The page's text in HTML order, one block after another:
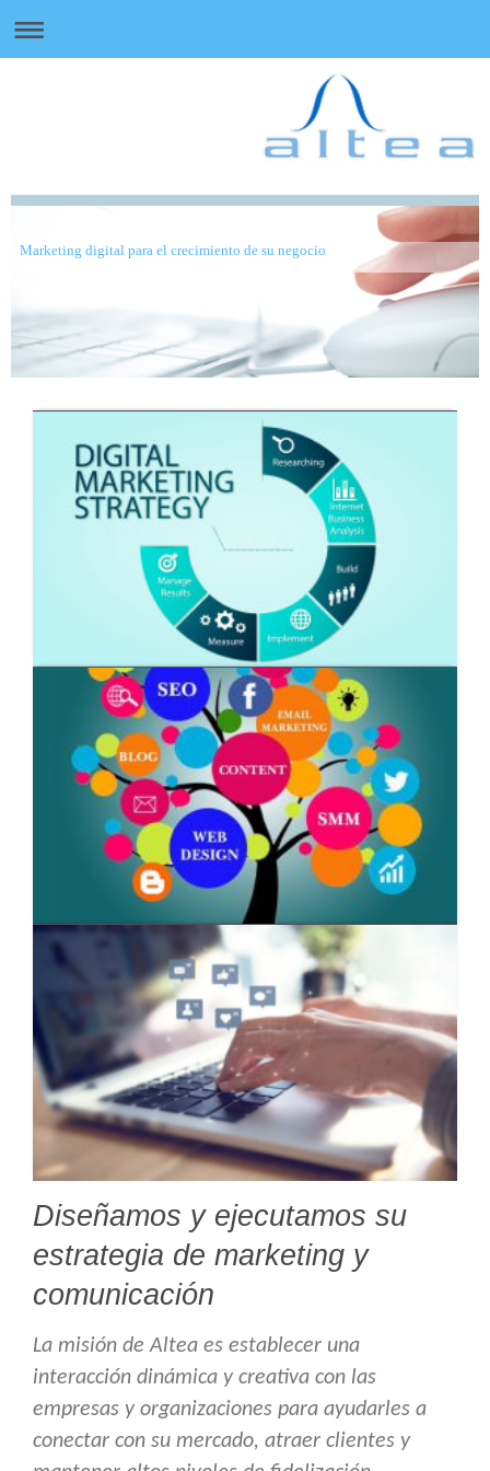
Marketing digital para el crecimiento de su negocio
Diseñamos y ejecutamos su
estrategia de marketing y
comunicación
La misión de Altea es establecer una
interacción dinámica y creativa con las
empresas y organizaciones para ayudarles a
conectar con su mercado, atraer clientes y